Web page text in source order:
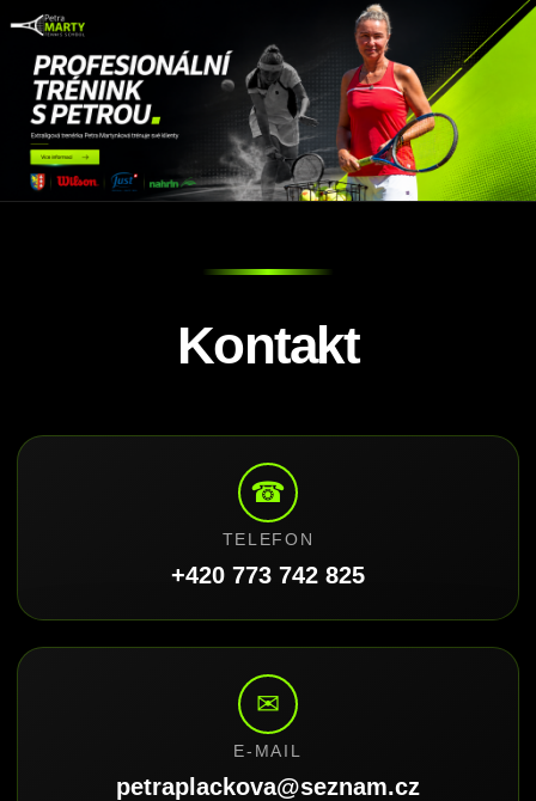
Kontakt
☎
TELEFON
+420 773 742 825
✉
E-MAIL
petraplackova@seznam.cz